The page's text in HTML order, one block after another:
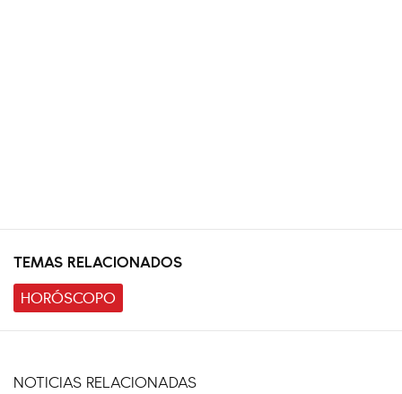
TEMAS RELACIONADOS
HORÓSCOPO
NOTICIAS RELACIONADAS